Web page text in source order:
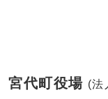
宮代町役場 (法